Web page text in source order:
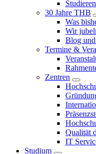
30 Jahre THB
Was
Wir
Blog
Termine &
Zentren
Qualität
IT
Studium